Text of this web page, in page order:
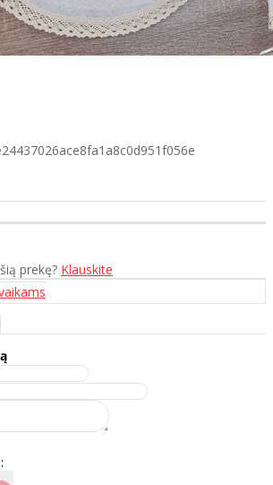
prekę? Klauskite